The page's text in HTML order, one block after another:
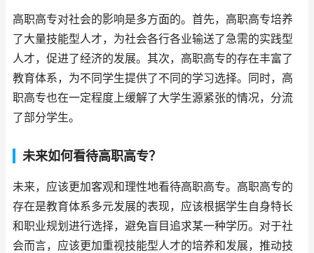
高职高专对社会的影响是多方面的。首先，高职高专培养
了大量技能型人才，为社会各行各业输送了急需的实践型
人才，促进了经济的发展。其次，高职高专的存在丰富了
教育体系，为不同学生提供了不同的学习选择。同时，高
职高专也在一定程度上缓解了大学生源紧张的情况，分流
了部分学生。
未来如何看待高职高专？
未来，应该更加客观和理性地看待高职高专。高职高专的
存在是教育体系多元发展的表现，应该根据学生自身特长
和职业规划进行选择，避免盲目追求某一种学历。对于社
会而言，应该更加重视技能型人才的培养和发展，推动技